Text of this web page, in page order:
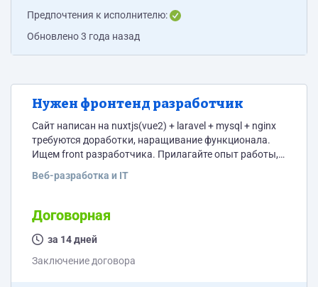
Предпочтения к исполнителю:
Обновлено3 года назад
Нужен фронтенд разработчик
Сайт написан на nuxtjs(vue2) + laravel + mysql + nginx
требуются доработки, наращивание функционала.
Ищем front разработчика. Прилагайте опыт работы, и
часа.
Веб-разработка и IT
Договорная
за 14 дней
Заключение договора